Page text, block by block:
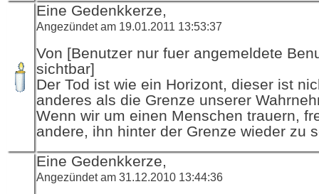
Eine Gedenkkerze,
Angezündet am 19.01.2011 13:53:37
Von [Benutzer nur fuer angemeldete
sichtbar]
Der Tod ist wie ein Horizont, dieser ist
anderes als die Grenze unserer
Wenn wir um einen Menschen trauern,
andere, ihn hinter der Grenze wieder zu
Eine Gedenkkerze,
Angezündet am 31.12.2010 13:44:36